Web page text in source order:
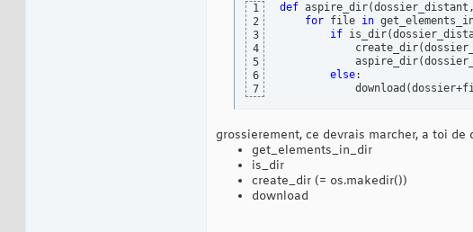
35
36
37
38
    requete = urllib2.Request
(
    page = urllib2.urlopen
(
    variable = re.findall
(
    download
(variable)
1
2
3
4
5
6
7
def aspire_dir(
for file in
if is_dir(
            create_dir
(
            aspire_dir
(
else:
            download
(
grossierement, ce devrais marcher, a toi
get_elements_in_dir
is_dir
create_dir (= os.makedir())
download